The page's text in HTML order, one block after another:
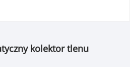
kolektor tlenu